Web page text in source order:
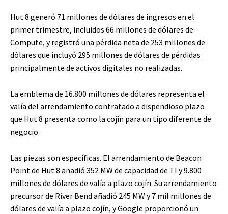
Hut 8 generó 71 millones de dólares de ingresos en el
primer trimestre, incluidos 66 millones de dólares de
Compute, y registró una pérdida neta de 253 millones de
dólares que incluyó 295 millones de dólares de pérdidas
principalmente de activos digitales no realizadas.
La emblema de 16.800 millones de dólares representa el
valía del arrendamiento contratado a dispendioso plazo
que Hut 8 presenta como la cojín para un tipo diferente de
negocio.
Las piezas son específicas. El arrendamiento de Beacon
Point de Hut 8 añadió 352 MW de capacidad de TI y 9.800
millones de dólares de valía a plazo cojín. Su arrendamiento
precursor de River Bend añadió 245 MW y 7 mil millones de
dólares de valía a plazo cojín, y Google proporcionó un